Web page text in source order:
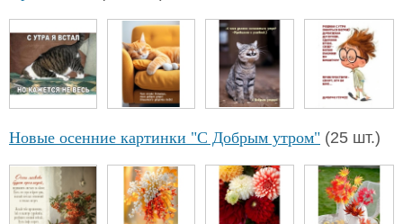
Новые осенние картинки "С Добрым утром" (25 шт.)